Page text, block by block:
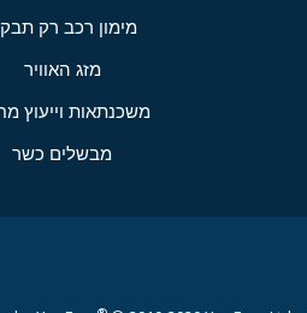
מימון רכב רק
מזג האוויר
משכנתאות וייעוץ
מבשלים כשר